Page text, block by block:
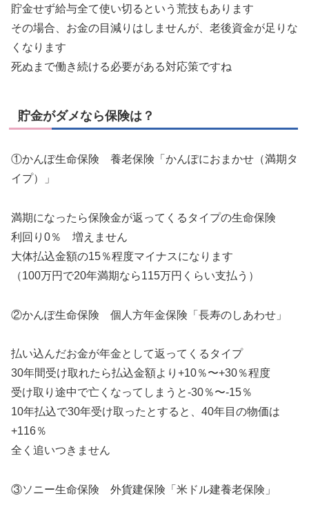
貯金せず給与全て使い切るという荒技もあります
その場合、お金の目減りはしませんが、老後資金が足りな
くなります
死ぬまで働き続ける必要がある対応策ですね
貯金がダメなら保険は？
①かんぽ生命保険 養老保険「かんぽにおまかせ（満期タ
イプ）」
満期になったら保険金が返ってくるタイプの生命保険
利回り0％ 増えません
大体払込金額の15％程度マイナスになります
（100万円で20年満期なら115万円くらい支払う）
②かんぽ生命保険 個人方年金保険「長寿のしあわせ」
払い込んだお金が年金として返ってくるタイプ
30年間受け取れたら払込金額より+10％〜+30％程度
受け取り途中で亡くなってしまうと-30％〜-15％
10年払込で30年受け取ったとすると、40年目の物価は
+116％
全く追いつきません
③ソニー生命保険 外貨建保険「米ドル建養老保険」